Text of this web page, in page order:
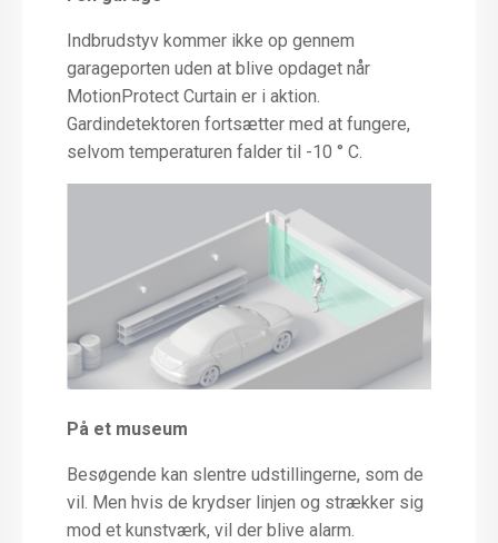
Indbrudstyv kommer ikke op gennem
garageporten uden at blive opdaget når
MotionProtect Curtain er i aktion.
Gardindetektoren fortsætter med at fungere,
selvom temperaturen falder til -10 ° C.
På et museum
Besøgende kan slentre udstillingerne, som de
vil. Men hvis de krydser linjen og strækker sig
mod et kunstværk, vil der blive alarm.